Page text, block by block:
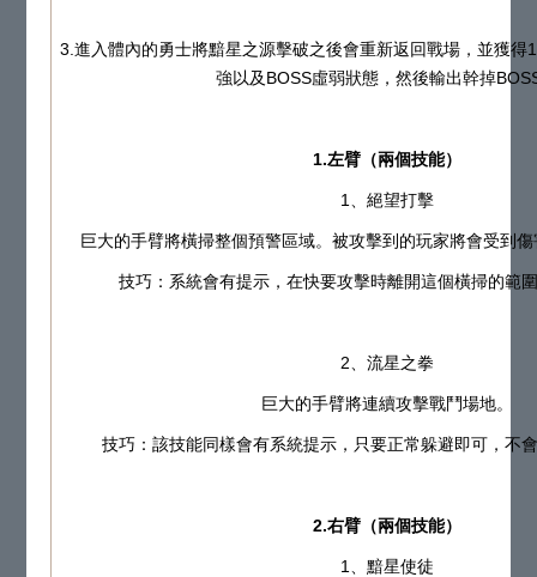
3.進入體內的勇士將黯星之源擊破之後會重新返回戰場，並獲得
強以及BOSS虛弱狀態，然後輸出幹掉
1.左臂（兩個技能）
1、絕望打擊
巨大的手臂將橫掃整個預警區域。被攻擊到的玩家將會受到
技巧：系統會有提示，在快要攻擊時離開這個橫掃的範
2、流星之拳
巨大的手臂將連續攻擊戰鬥場地。
技巧：該技能同樣會有系統提示，只要正常躲避即可，不
2.右臂（兩個技能）
1、黯星使徒